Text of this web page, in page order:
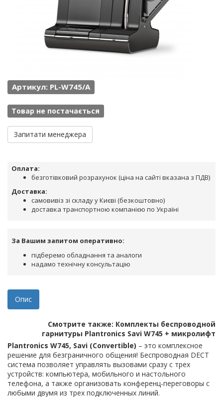
Артикул: PL-W745/A
Товар не постачається
Запитати менеджера
Оплата:
безготівковий розрахунок (ціна на сайті вказана з ПДВ)
Доставка:
самовивіз зі складу у Києві (безкоштовно)
доставка транспортною компанією по Україні
За Вашим запитом оперативно:
підберемо обладнання та аналоги
надамо технічну консультацію
Опис
Смотрите также: Комплекты беспроводной
гарнитуры Plantronics Savi W745 + микролифт
Plantronics W745, Savi (Convertible) – это комплексное
решение для безграничного общения! Беспроводная DECT
система позволяет управлять вызовами сразу с трех
устройств: компьютера, мобильного и настольного
телефона, а также организовать конференц-переговоры с
любыми двумя из трех подключенных линий.